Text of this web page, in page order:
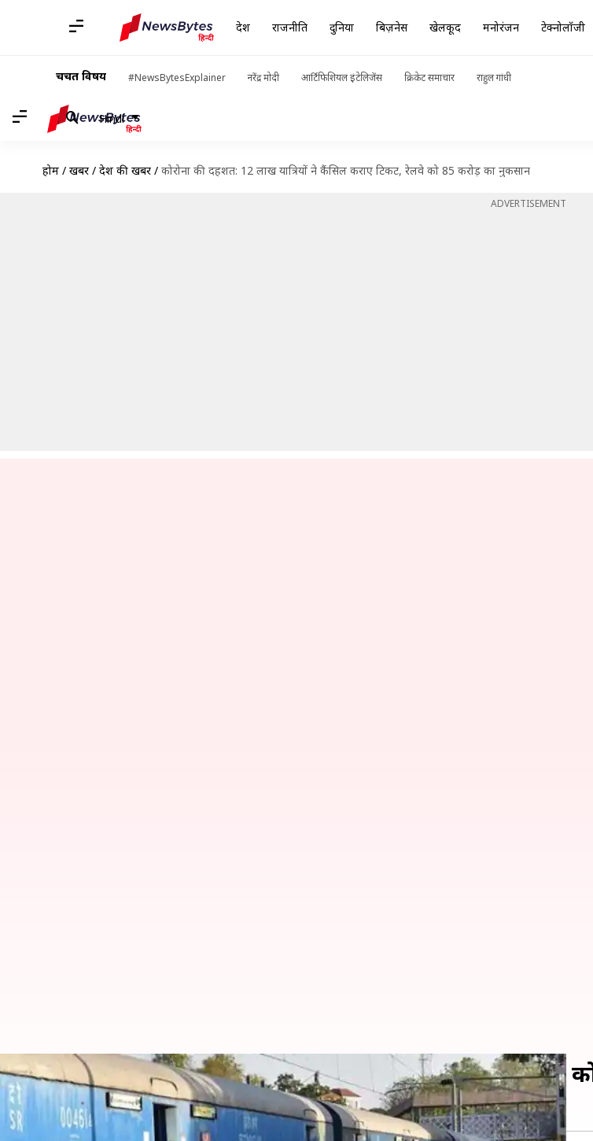
देश राजनीति दुनिया बिज़नेस खेलकूद मनोरंजन टेक्नोलॉजी
चर्चित विषय #NewsBytesExplainer नरेंद्र मोदी आर्टिफिशियल इंटेलिजेंस क्रिकेट समाचार राहुल गांधी
Hindi
होम / खबरें / देश की खबरें / कोरोना की दहशत: 12 लाख यात्रियों ने कैंसिल कराए टिकट, रेलवे को 85 करोड़ का नुकसान
ADVERTISEMENT
कोरोना की दहशत: 12 लाख यात्रियों ने कैंसिल कराए टिकट, रेलवे
लेखन भारत शर्मा Mar 14, 2020 05:22 pm